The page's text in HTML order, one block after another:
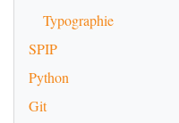
Typographie
SPIP
Python
Git